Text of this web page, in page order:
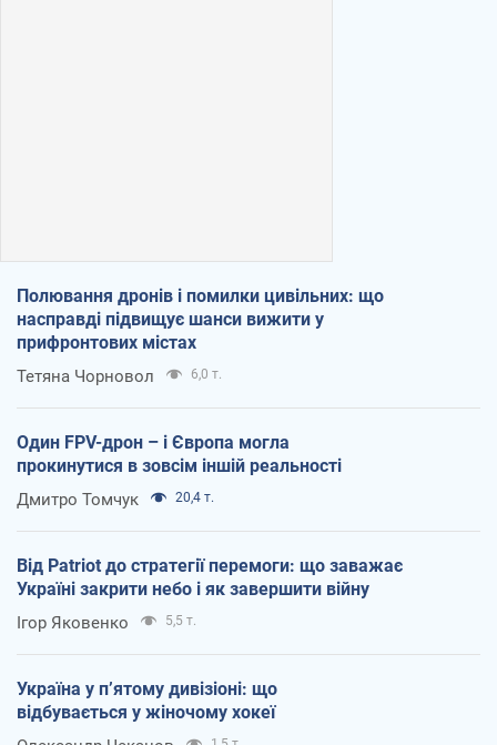
Полювання дронів і помилки цивільних: що
насправді підвищує шанси вижити у
прифронтових містах
Тетяна Чорновол 6,0 т.
Один FPV-дрон – і Європа могла
прокинутися в зовсім іншій реальності
Дмитро Томчук 20,4 т.
Від Patriot до стратегії перемоги: що заважає
Україні закрити небо і як завершити війну
Ігор Яковенко 5,5 т.
Україна у п’ятому дивізіоні: що
відбувається у жіночому хокеї